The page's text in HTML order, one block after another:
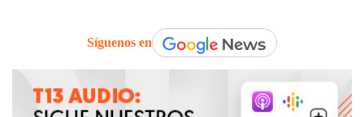
Síguenos en